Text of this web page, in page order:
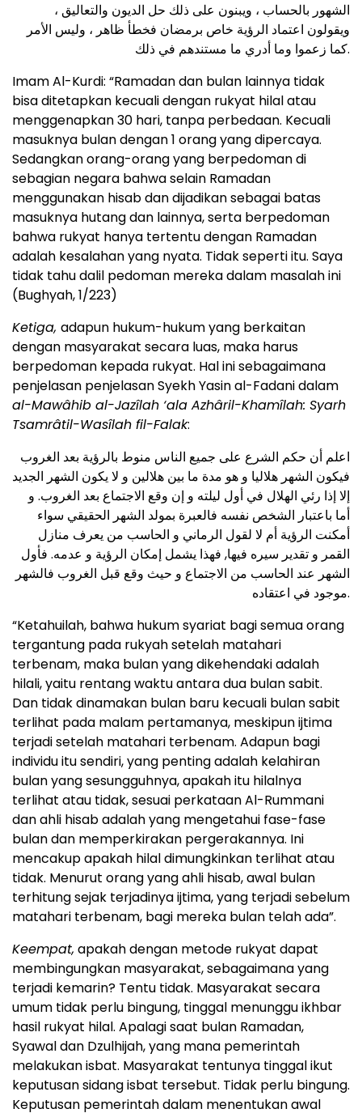
الشهور بالحساب ، ويبنون على ذلك حل الديون والتعاليق ،
ويقولون اعتماد الرؤية خاص برمضان فخطأ ظاهر ، وليس الأمر
كما زعموا وما أدري ما مستندهم في ذلك.
Imam Al-Kurdi: “Ramadan dan bulan lainnya tidak
bisa ditetapkan kecuali dengan rukyat hilal atau
menggenapkan 30 hari, tanpa perbedaan. Kecuali
masuknya bulan dengan 1 orang yang dipercaya.
Sedangkan orang-orang yang berpedoman di
sebagian negara bahwa selain Ramadan
menggunakan hisab dan dijadikan sebagai batas
masuknya hutang dan lainnya, serta berpedoman
bahwa rukyat hanya tertentu dengan Ramadan
adalah kesalahan yang nyata. Tidak seperti itu. Saya
tidak tahu dalil pedoman mereka dalam masalah ini
(Bughyah, 1/223)
Ketiga, adapun hukum-hukum yang berkaitan
dengan masyarakat secara luas, maka harus
berpedoman kepada rukyat. Hal ini sebagaimana
penjelasan penjelasan Syekh Yasin al-Fadani dalam
al-Mawâhib al-Jazîlah ‘ala Azhâril-Khamîlah: Syarh
Tsamrâtil-Wasîlah fil-Falak:
اعلم أن حكم الشرع على جميع الناس منوط بالرؤية بعد الغروب
فيكون الشهر هلاليا و هو مدة ما بين هلالين و لا يكون الشهر الجديد
إلا إذا رئي الهلال في أول ليلته و إن وقع الاجتماع بعد الغروب. و
أما باعتبار الشخص نفسه فالعبرة بمولد الشهر الحقيقي سواء
أمكنت الرؤية أم لا لقول الرماني و الحاسب من يعرف منازل
القمر و تقدير سيره فيها, فهذا يشمل إمكان الرؤية و عدمه. فأول
الشهر عند الحاسب من الاجتماع و حيث وقع قبل الغروب فالشهر
موجود في اعتقاده.
“Ketahuilah, bahwa hukum syariat bagi semua orang
tergantung pada rukyah setelah matahari
terbenam, maka bulan yang dikehendaki adalah
hilali, yaitu rentang waktu antara dua bulan sabit.
Dan tidak dinamakan bulan baru kecuali bulan sabit
terlihat pada malam pertamanya, meskipun ijtima
terjadi setelah matahari terbenam. Adapun bagi
individu itu sendiri, yang penting adalah kelahiran
bulan yang sesungguhnya, apakah itu hilalnya
terlihat atau tidak, sesuai perkataan Al-Rummani
dan ahli hisab adalah yang mengetahui fase-fase
bulan dan memperkirakan pergerakannya. Ini
mencakup apakah hilal dimungkinkan terlihat atau
tidak. Menurut orang yang ahli hisab, awal bulan
terhitung sejak terjadinya ijtima, yang terjadi sebelum
matahari terbenam, bagi mereka bulan telah ada”.
Keempat, apakah dengan metode rukyat dapat
membingungkan masyarakat, sebagaimana yang
terjadi kemarin? Tentu tidak. Masyarakat secara
umum tidak perlu bingung, tinggal menunggu ikhbar
hasil rukyat hilal. Apalagi saat bulan Ramadan,
Syawal dan Dzulhijah, yang mana pemerintah
melakukan isbat. Masyarakat tentunya tinggal ikut
keputusan sidang isbat tersebut. Tidak perlu bingung.
Keputusan pemerintah dalam menentukan awal